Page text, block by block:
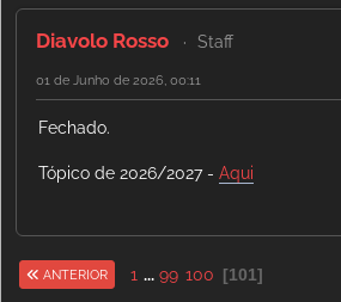
Diavolo Rosso Staff
01 de Junho de 2026, 00:11
Fechado.
Tópico de 2026/2027 - Aqui
ANTERIOR 1 ... 99 100 101